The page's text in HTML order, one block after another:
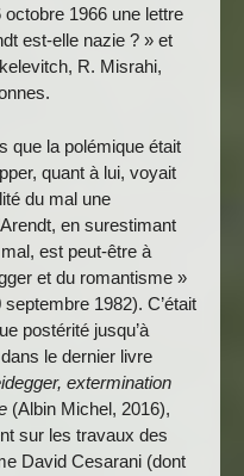
1966 une lettre
est-elle nazie ? » et
R. Misrahi,
que la polémique était
quant à lui, voyait
du mal une
en surestimant
est peut-être à
et du romantisme »
septembre 1982). C’était
postérité jusqu’à
le dernier livre
extermination
(Albin Michel, 2016),
sur les travaux des
David Cesarani (dont